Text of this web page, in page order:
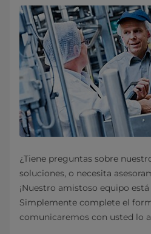
¿Tiene preguntas sobre
soluciones, o necesita
¡Nuestro amistoso equipo
Simplemente complete el
comunicaremos con usted lo